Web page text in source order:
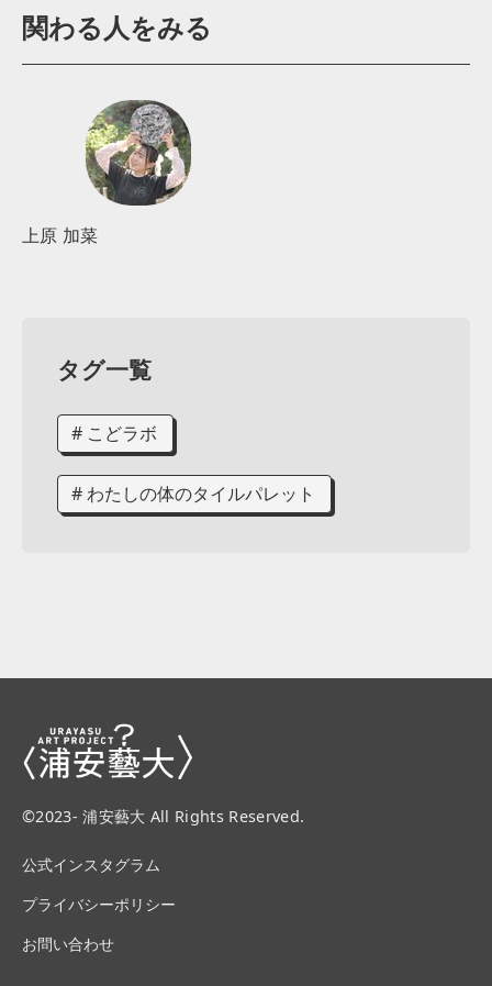
関わる人をみる
上原 加菜
タグ一覧
# こどラボ
# わたしの体のタイルパレット
©2023- 浦安藝大 All Rights Reserved.
公式インスタグラム
プライバシーポリシー
お問い合わせ